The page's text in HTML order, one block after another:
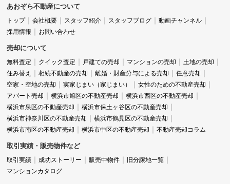
あおぞら不動産について
トップ 会社概要 スタッフ紹介 スタッフブログ
動画チャンネル
採用情報
お問い合わせ
売却について
無料査定 クイック査定 戸建ての売却 マンションの売却
土地の売却
住み替え
相続不動産の売却 離婚・財産分与による売却
任意売却
空家・空地の売却
実家じまい（家じまい）
女性のための不動産売却
アパート売却
横浜市旭区の不動産売却
横浜市西区の不動産売却
横浜市泉区の不動産売却
横浜市保土ヶ谷区の不動産売却
横浜市神奈川区の不動産売却
横浜市鶴見区の不動産売却
横浜市南区の不動産売却
横浜市中区の不動産売却 不動産売却コラム
取引実績・販売物件など
取引実績 成功ストーリー 販売中物件
旧分譲地一覧
マンションカタログ